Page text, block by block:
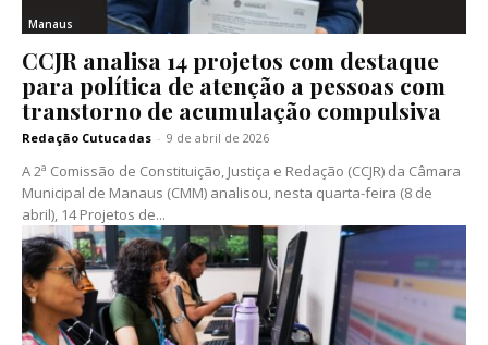
Manaus
CCJR analisa 14 projetos com destaque
para política de atenção a pessoas com
transtorno de acumulação compulsiva
Redação Cutucadas - 9 de abril de 2026
A 2ª Comissão de Constituição, Justiça e Redação (CCJR) da Câmara
Municipal de Manaus (CMM) analisou, nesta quarta-feira (8 de
abril), 14 Projetos de...